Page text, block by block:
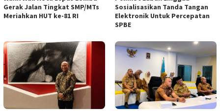
Gerak Jalan Tingkat SMP/MTs
Meriahkan HUT ke-81 RI
Sosialisasikan Tanda Tangan
Elektronik Untuk Percepatan
SPBE